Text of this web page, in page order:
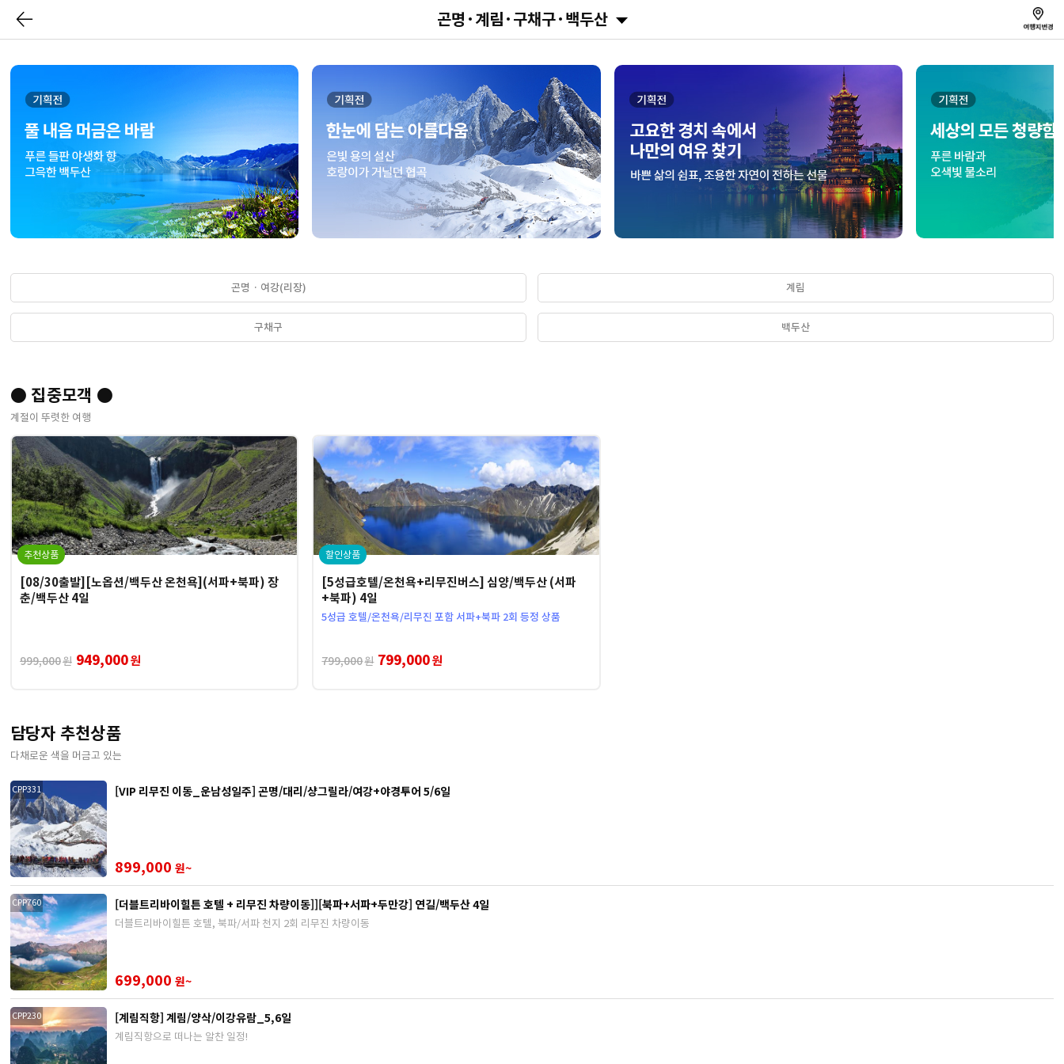
곤명·계림·구채구·백두산
곤명 · 여강(리장) 계림
구채구 백두산
● 집중모객 ●
계절이 뚜렷한 여행
추천상품
[08/30출발][노옵션/백두산 온천욕](서파+북파) 장
춘/백두산 4일
999,000원 949,000원
할인상품
[5성급호텔/온천욕+리무진버스] 심양/백두산 (서파
+북파) 4일
5성급 호텔/온천욕/리무진 포함 서파+북파 2회 등정 상품
799,000원 799,000원
담당자 추천상품
다채로운 색을 머금고 있는
CPP331 [VIP 리무진 이동_운남성일주] 곤명/대리/샹그릴라/여강+야경투어 5/6일
899,000 원~
CPP760 [더블트리바이힐튼 호텔 + 리무진 차량이동]][북파+서파+두만강] 연길/백두산 4일
더블트리바이힐튼 호텔, 북파/서파 천지 2회 리무진 차량이동
699,000 원~
CPP230 [계림직항] 계림/양삭/이강유람_5,6일
계림직항으로 떠나는 알찬 일정!